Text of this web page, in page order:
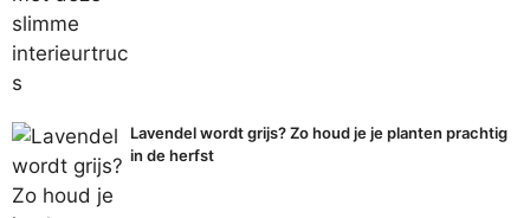
Lavendel wordt grijs? Zo houd je je planten prachtig
in de herfst